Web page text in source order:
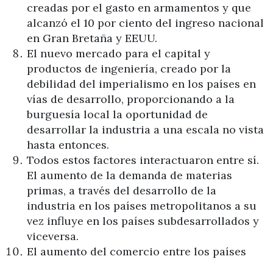
creadas por el gasto en armamentos y que
alcanzó el 10 por ciento del ingreso nacional
en Gran Bretaña y EEUU.
El nuevo mercado para el capital y
productos de ingeniería, creado por la
debilidad del imperialismo en los países en
vías de desarrollo, proporcionando a la
burguesía local la oportunidad de
desarrollar la industria a una escala no vista
hasta entonces.
Todos estos factores interactuaron entre sí.
El aumento de la demanda de materias
primas, a través del desarrollo de la
industria en los países metropolitanos a su
vez influye en los países subdesarrollados y
viceversa.
El aumento del comercio entre los países